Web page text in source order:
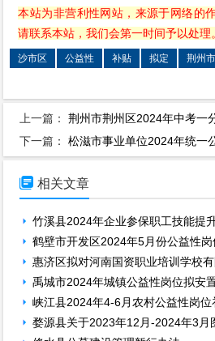
本站为非营利性网站，来源于网络的
请联系本站，我们会第一时间予以处理
沙市区 公益性 补贴 拟定 荆州市
上一篇：荆州市荆州区2024年中考一
下一篇：松滋市事业单位2024年统一公开招
 相关文章
竹溪县2024年企业参保职工技能提
鹤壁市开发区2024年5月份公益性
惠济区拟对河南国资职业培训学校
禹城市2024年城镇公益性岗位拟安
峡江县2024年4-6月农村公益性岗位
婺源县关于2023年12月-2024年3